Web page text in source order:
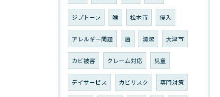
ジプトーン 喉 松本市 侵入
アレルギー問題 菌 清潔 大津市
カビ被害 クレーム対応 児童
デイサービス カビリスク 専門対策